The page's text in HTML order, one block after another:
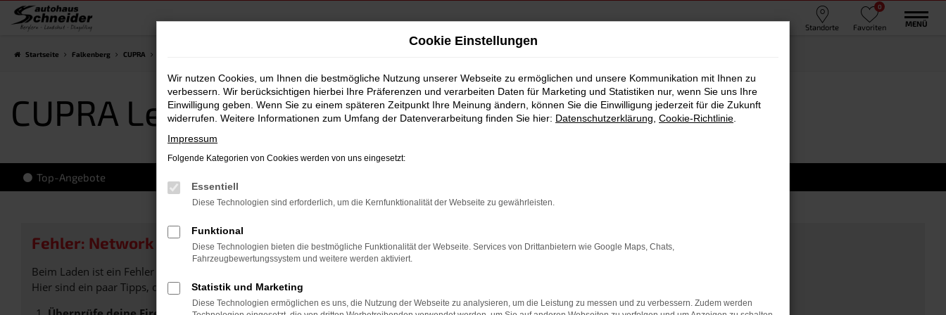
Zum
Standorte
0
Favoriten MENÜ
Startseite Falkenberg CUPRA
CUPRA Leon Vorführwagen Falkenberg
Top-Angebote
Fehler: Network Error
Beim Laden ist ein Fehler aufgetreten.
Hier sind ein paar Tipps, die dir helfen können:
Cookie Einstellungen
Wir nutzen Cookies, um Ihnen die bestmögliche Nutzung unserer Webseite zu ermöglichen und unsere Kommunikation mit Ihnen zu
verbessern. Wir berücksichtigen hierbei Ihre Präferenzen und verarbeiten Daten für Marketing und Statistiken nur, wenn Sie uns Ihre
Einwilligung geben. Wenn Sie zu einem späteren Zeitpunkt Ihre Meinung ändern, können Sie die Einwilligung jederzeit für die Zukunft
widerrufen. Weitere Informationen zum Umfang der Datenverarbeitung finden Sie hier: Datenschutzerklärung Cookie-Richtlinie
Impressum
Folgende Kategorien von Cookies werden von uns eingesetzt:
Essentiell
Diese Technologien sind erforderlich, um die Kernfunktionalität der Webseite zu gewährleisten.
Funktional
Diese Technologien bieten die bestmögliche Funktionalität der Webseite. Services von Drittanbietern wie Google Maps, Chats,
Fahrzeugbewertungssystem und weitere werden aktiviert.
Statistik und Marketing
Diese Technologien ermöglichen es uns, die Nutzung der Webseite zu analysieren, um die Leistung zu messen und zu verbessern. Zudem werden